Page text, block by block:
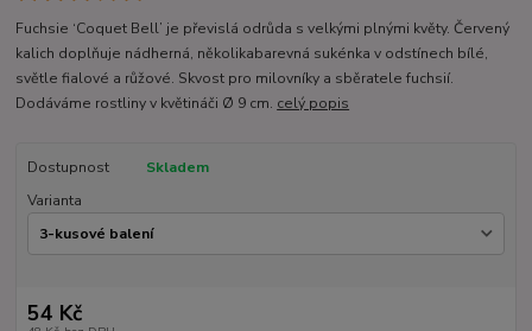
Fuchsie ‘Coquet Bell’ je převislá odrůda s velkými plnými květy. Červený
kalich doplňuje nádherná, několika­barevná sukénka v odstínech bílé,
světle fialové a růžové. Skvost pro milovníky a sběratele fuchsií.
Dodáváme rostliny v květináči Ø 9 cm. celý popis
Dostupnost
Skladem
Varianta
54 Kč